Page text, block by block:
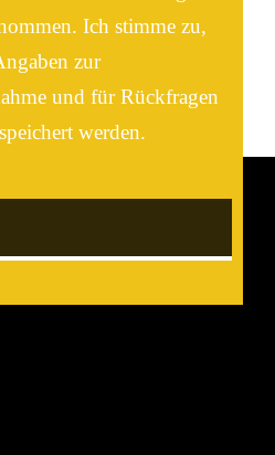
Ich stimme zu,
zur
und für Rückfragen
werden.